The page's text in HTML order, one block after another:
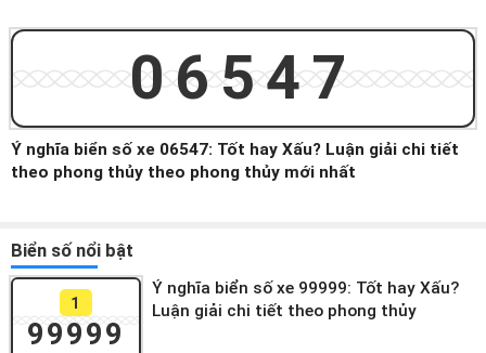
06547
Ý nghĩa biển số xe 06547: Tốt hay Xấu? Luận giải chi tiết
theo phong thủy theo phong thủy mới nhất
Biển số nổi bật
1
99999
Ý nghĩa biển số xe 99999: Tốt hay Xấu?
Luận giải chi tiết theo phong thủy